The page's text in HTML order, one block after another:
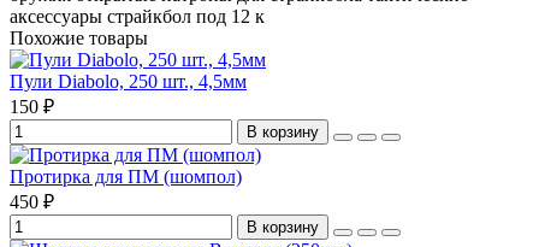
аксессуары страйкбол под 12 к
Похожие товары
Пули Diabolo, 250 шт., 4,5мм
150 ₽
В корзину
Протирка для ПМ (шомпол)
450 ₽
В корзину